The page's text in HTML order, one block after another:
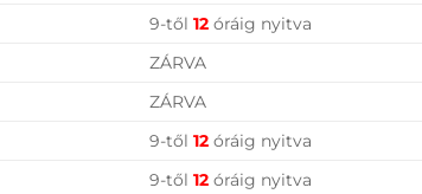
a szabadban.
egy gyors kézmozdulat a fizetés: így
9-től 12óráig nyitva
ZÁRVA
ZÁRVA
9-től 12óráig nyitva
9-től 12óráig nyitva